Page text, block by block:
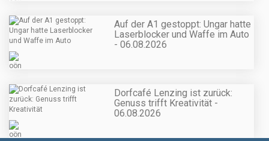
Auf der A1 gestoppt: Ungar hatte
Laserblocker und Waffe im Auto
- 06.08.2026
Dorfcafé Lenzing ist zurück:
Genuss trifft Kreativität -
06.08.2026